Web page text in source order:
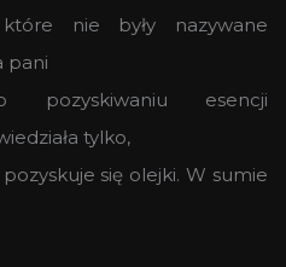
nie były nazywane
pani
pozyskiwaniu esencji
tylko,
się olejki. W sumie